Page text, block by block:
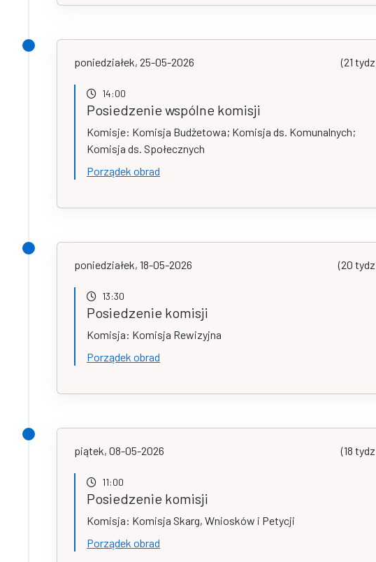
poniedziałek, 25-05-2026 (21
14:00
Posiedzenie wspólne komisji
Komisje: Komisja Budżetowa; Komisja ds. Komunalnych;
Komisja ds. Społecznych
Porządek obrad
poniedziałek, 18-05-2026 (20
13:30
Posiedzenie komisji
Komisja: Komisja Rewizyjna
Porządek obrad
piątek, 08-05-2026 (18
11:00
Posiedzenie komisji
Komisja: Komisja Skarg, Wniosków i Petycji
Porządek obrad